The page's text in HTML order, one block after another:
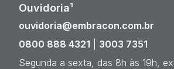
Ouvidoria¹
ouvidoria@embracon.com.br
0800 888 4321
3003 7351
Segunda a sexta, das 8h às 19h,